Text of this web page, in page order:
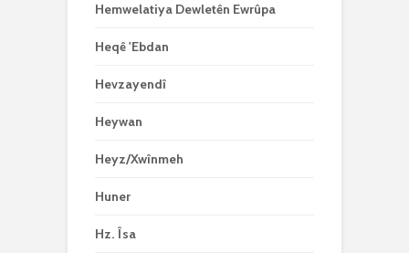
Hemwelatiya Dewletên Ewrûpa
Heqê 'Ebdan
Hevzayendî
Heywan
Heyz/Xwînmeh
Huner
Hz. Îsa